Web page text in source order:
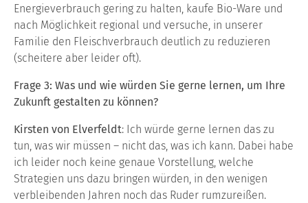
Energieverbrauch gering zu halten, kaufe Bio-Ware und
nach Möglichkeit regional und versuche, in unserer
Familie den Fleischverbrauch deutlich zu reduzieren
(scheitere aber leider oft).
Frage 3: Was und wie würden Sie gerne lernen, um Ihre
Zukunft gestalten zu können?
Kirsten von Elverfeldt: Ich würde gerne lernen das zu
tun, was wir müssen – nicht das, was ich kann. Dabei habe
ich leider noch keine genaue Vorstellung, welche
Strategien uns dazu bringen würden, in den wenigen
verbleibenden Jahren noch das Ruder rumzureißen.